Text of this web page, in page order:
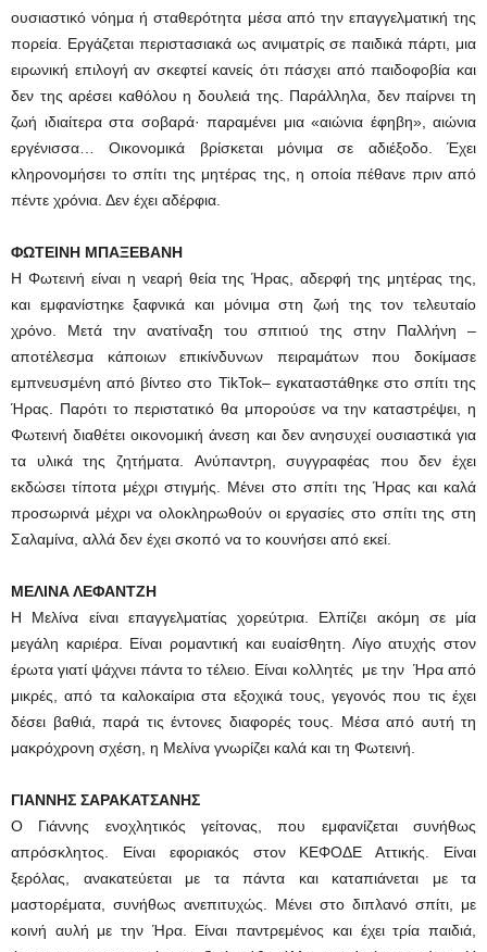
ουσιαστικό νόημα ή σταθερότητα μέσα από την επαγγελματική της
πορεία. Εργάζεται περιστασιακά ως ανιματρίς σε παιδικά πάρτι, μια
ειρωνική επιλογή αν σκεφτεί κανείς ότι πάσχει από παιδοφοβία και
δεν της αρέσει καθόλου η δουλειά της. Παράλληλα, δεν παίρνει τη
ζωή ιδιαίτερα στα σοβαρά· παραμένει μια «αιώνια έφηβη», αιώνια
εργένισσα… Οικονομικά βρίσκεται μόνιμα σε αδιέξοδο. Έχει
κληρονομήσει το σπίτι της μητέρας της, η οποία πέθανε πριν από
πέντε χρόνια. Δεν έχει αδέρφια.
ΦΩΤΕΙΝΗ ΜΠΑΞΕΒΑΝΗ
Η Φωτεινή είναι η νεαρή θεία της Ήρας, αδερφή της μητέρας της,
και εμφανίστηκε ξαφνικά και μόνιμα στη ζωή της τον τελευταίο
χρόνο. Μετά την ανατίναξη του σπιτιού της στην Παλλήνη –
αποτέλεσμα κάποιων επικίνδυνων πειραμάτων που δοκίμασε
εμπνευσμένη από βίντεο στο TikTok– εγκαταστάθηκε στο σπίτι της
Ήρας. Παρότι το περιστατικό θα μπορούσε να την καταστρέψει, η
Φωτεινή διαθέτει οικονομική άνεση και δεν ανησυχεί ουσιαστικά για
τα υλικά της ζητήματα. Ανύπαντρη, συγγραφέας που δεν έχει
εκδώσει τίποτα μέχρι στιγμής. Μένει στο σπίτι της Ήρας και καλά
προσωρινά μέχρι να ολοκληρωθούν οι εργασίες στο σπίτι της στη
Σαλαμίνα, αλλά δεν έχει σκοπό να το κουνήσει από εκεί.
ΜΕΛΙΝΑ ΛΕΦΑΝΤΖΗ
Η Μελίνα είναι επαγγελματίας χορεύτρια. Ελπίζει ακόμη σε μία
μεγάλη καριέρα. Είναι ρομαντική και ευαίσθητη. Λίγο ατυχής στον
έρωτα γιατί ψάχνει πάντα το τέλειο. Είναι κολλητές με την Ήρα από
μικρές, από τα καλοκαίρια στα εξοχικά τους, γεγονός που τις έχει
δέσει βαθιά, παρά τις έντονες διαφορές τους. Μέσα από αυτή τη
μακρόχρονη σχέση, η Μελίνα γνωρίζει καλά και τη Φωτεινή.
ΓΙΑΝΝΗΣ ΣΑΡΑΚΑΤΣΑΝΗΣ
Ο Γιάννης ενοχλητικός γείτονας, που εμφανίζεται συνήθως
απρόσκλητος. Είναι εφοριακός στον ΚΕΦΟΔΕ Αττικής. Είναι
ξερόλας, ανακατεύεται με τα πάντα και καταπιάνεται με τα
μαστορέματα, συνήθως ανεπιτυχώς. Μένει στο διπλανό σπίτι, με
κοινή αυλή με την Ήρα. Είναι παντρεμένος και έχει τρία παιδιά,